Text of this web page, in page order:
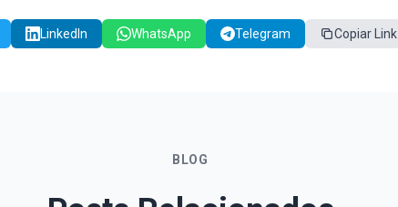
LinkedIn WhatsApp Telegram Copiar Link
BLOG